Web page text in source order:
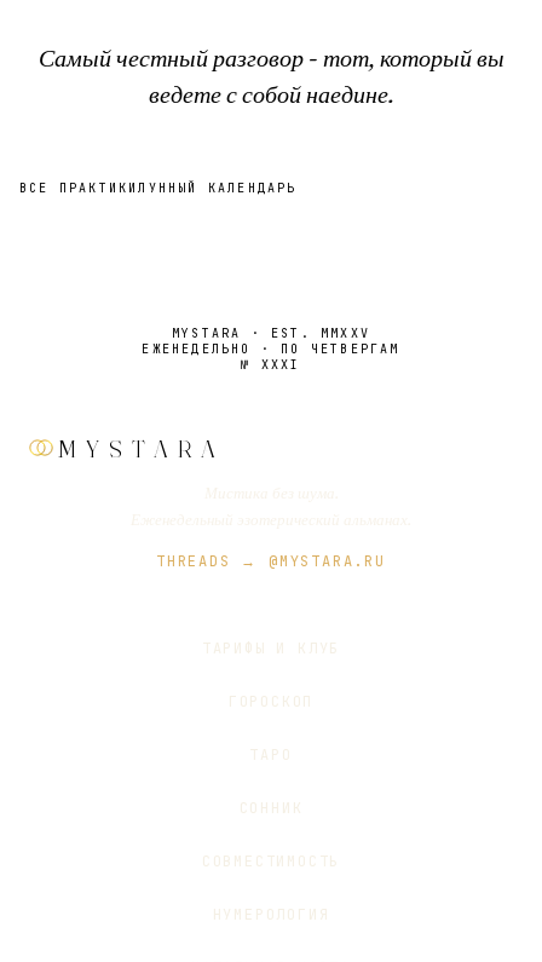
Самый честный разговор - тот, который вы
ведете с собой наедине.
ВСЕ ПРАКТИКИЛУННЫЙ КАЛЕНДАРЬ
MYSTARA · EST. MMXXV
ЕЖЕНЕДЕЛЬНО · ПО ЧЕТВЕРГАМ
№ XXXI
MYSTARA
THREADS → @MYSTARA.RU
ТАРИФЫ И КЛУБ
ГОРОСКОП
ТАРО
СОННИК
СОВМЕСТИМОСТЬ
НУМЕРОЛОГИЯ